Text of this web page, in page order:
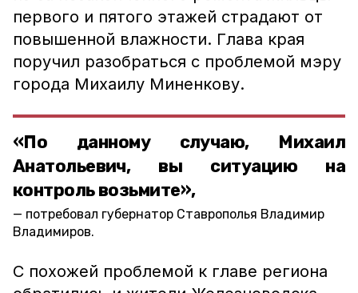
первого и пятого этажей страдают от
повышенной влажности. Глава края
поручил разобраться с проблемой мэру
города Михаилу Миненкову.
«По данному случаю, Михаил
Анатольевич, вы ситуацию на
контроль возьмите»,
потребовал губернатор Ставрополья Владимир
Владимиров.
С похожей проблемой к главе региона